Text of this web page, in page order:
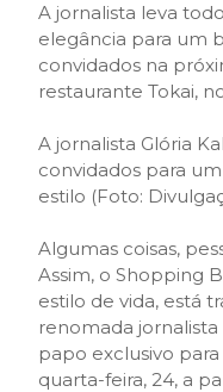
A jornalista leva
elegância para um
convidados na
restaurante Tokai,
A jornalista Glória
convidados para
estilo (Foto:
Algumas coisas,
Assim, o Shopping
estilo de vida, está
renomada
papo exclusivo
quarta-feira, 24, a